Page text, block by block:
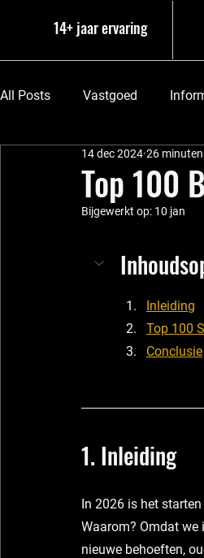
14+ jaar ervaring
All Posts Vastgoed
AI - Kunstmatige Intelligentie
Top 100
14 dec 2024 26
Bijgewerkt op: 10 jan
Inleiding
Top 100
Conclusie
1. Inleiding
In 2026 is het
Waarom? Omdat we
nieuwe behoeften,